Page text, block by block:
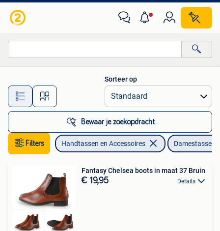
Alle afstanden…
Sorteer op
Bewaar je zoekopdracht
Filters Handtassen en Accessoires Damestassen
Fantasy Chelsea boots in maat 37 Bruin
€ 19,95 Details